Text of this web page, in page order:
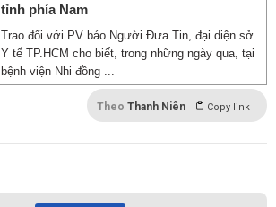
tỉnh phía Nam
Trao đổi với PV báo Người Đưa Tin, đại diện sở
Y tế TP.HCM cho biết, trong những ngày qua, tại
bệnh viện Nhi đồng ...
Theo Thanh Niên Copy link